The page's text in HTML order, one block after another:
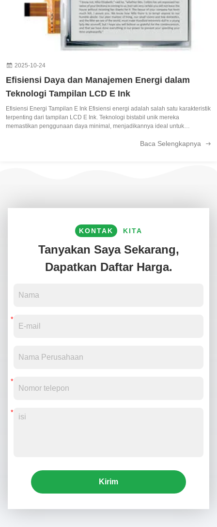
2025-10-24
Efisiensi Daya dan Manajemen Energi dalam
Teknologi Tampilan LCD E Ink
Efisiensi Energi Tampilan E Ink Efisiensi energi adalah salah satu karakteristik
terpenting dari tampilan LCD E Ink. Teknologi bistabil unik mereka
memastikan penggunaan daya minimal, menjadikannya ideal untuk
Baca Selengkapnya
KONTAK KITA
Tanyakan Saya Sekarang,
Dapatkan Daftar Harga.
Kirim